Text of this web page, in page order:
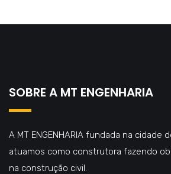
SOBRE A MT ENGENHARIA
A MT ENGENHARIA fundada na cidade
atuamos como construtora fazendo
na construção civil.